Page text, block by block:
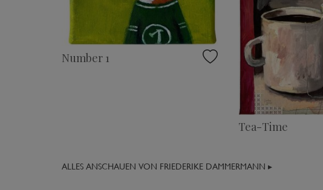
Number 1
Tea-Time
ALLES ANSCHAUEN VON FRIEDERIKE DAMMERMANN ▸